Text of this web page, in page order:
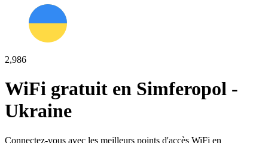
2,986
WiFi gratuit en Simferopol -
Ukraine
Connectez-vous avec les meilleurs points d'accès WiFi en